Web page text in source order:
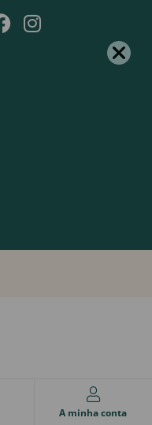
A minha conta